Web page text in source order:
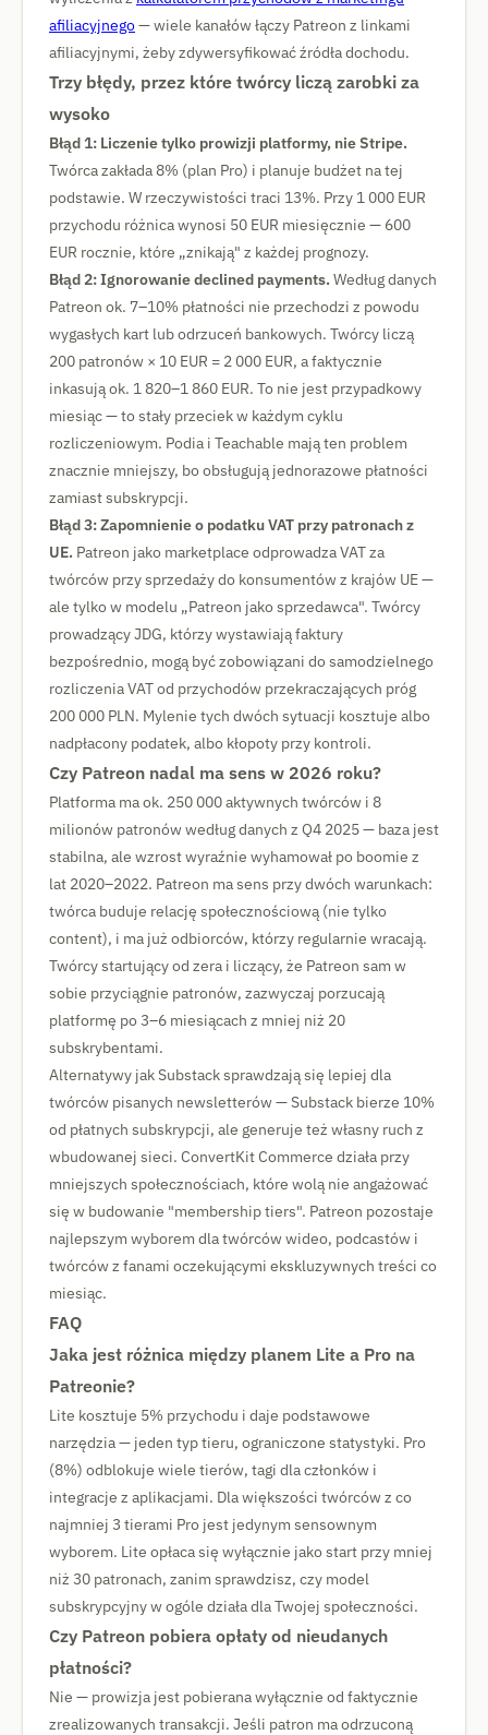
afiliacyjnego— wiele kanałów łączy Patreon z linkami
afiliacyjnymi, żeby zdywersyfikować źródła dochodu.
Trzy błędy, przez które twórcy liczą zarobki za
wysoko
Błąd 1: Liczenie tylko prowizji platformy, nie Stripe.
Twórca zakłada 8% (plan Pro) i planuje budżet na tej
podstawie. W rzeczywistości traci 13%. Przy 1 000 EUR
przychodu różnica wynosi 50 EUR miesięcznie — 600
EUR rocznie, które „znikają" z każdej prognozy.
Błąd 2: Ignorowanie declined payments.Według danych
Patreon ok. 7–10% płatności nie przechodzi z powodu
wygasłych kart lub odrzuceń bankowych. Twórcy liczą
200 patronów × 10 EUR = 2 000 EUR, a faktycznie
inkasują ok. 1 820–1 860 EUR. To nie jest przypadkowy
miesiąc — to stały przeciek w każdym cyklu
rozliczeniowym. Podia i Teachable mają ten problem
znacznie mniejszy, bo obsługują jednorazowe płatności
zamiast subskrypcji.
Błąd 3: Zapomnienie o podatku VAT przy patronach z
UE. Patreon jako marketplace odprowadza VAT za
twórców przy sprzedaży do konsumentów z krajów UE —
ale tylko w modelu „Patreon jako sprzedawca". Twórcy
prowadzący JDG, którzy wystawiają faktury
bezpośrednio, mogą być zobowiązani do samodzielnego
rozliczenia VAT od przychodów przekraczających próg
200 000 PLN. Mylenie tych dwóch sytuacji kosztuje albo
nadpłacony podatek, albo kłopoty przy kontroli.
Czy Patreon nadal ma sens w 2026 roku?
Platforma ma ok. 250 000 aktywnych twórców i 8
milionów patronów według danych z Q4 2025 — baza jest
stabilna, ale wzrost wyraźnie wyhamował po boomie z
lat 2020–2022. Patreon ma sens przy dwóch warunkach:
twórca buduje relację społecznościową (nie tylko
content), i ma już odbiorców, którzy regularnie wracają.
Twórcy startujący od zera i liczący, że Patreon sam w
sobie przyciągnie patronów, zazwyczaj porzucają
platformę po 3–6 miesiącach z mniej niż 20
subskrybentami.
Alternatywy jak Substack sprawdzają się lepiej dla
twórców pisanych newsletterów — Substack bierze 10%
od płatnych subskrypcji, ale generuje też własny ruch z
wbudowanej sieci. ConvertKit Commerce działa przy
mniejszych społecznościach, które wolą nie angażować
się w budowanie "membership tiers". Patreon pozostaje
najlepszym wyborem dla twórców wideo, podcastów i
twórców z fanami oczekującymi ekskluzywnych treści co
miesiąc.
FAQ
Jaka jest różnica między planem Lite a Pro na
Patreonie?
Lite kosztuje 5% przychodu i daje podstawowe
narzędzia — jeden typ tieru, ograniczone statystyki. Pro
(8%) odblokuje wiele tierów, tagi dla członków i
integracje z aplikacjami. Dla większości twórców z co
najmniej 3 tierami Pro jest jedynym sensownym
wyborem. Lite opłaca się wyłącznie jako start przy mniej
niż 30 patronach, zanim sprawdzisz, czy model
subskrypcyjny w ogóle działa dla Twojej społeczności.
Czy Patreon pobiera opłaty od nieudanych
płatności?
Nie — prowizja jest pobierana wyłącznie od faktycznie
zrealizowanych transakcji. Jeśli patron ma odrzuconą